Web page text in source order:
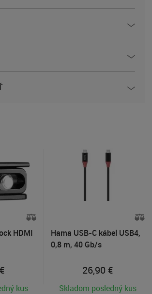
HDMI
€
kus
Hama USB-C kábel USB4,
0,8 m, 40 Gb/s
26,90 €
Skladom posledný kus